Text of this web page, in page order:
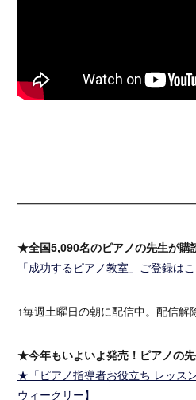
★全国5,090名のピアノの先生が購
「成功するピアノ教室」ご登録は
↑毎週土曜日の朝に配信中。配信解
★今年もいよいよ発売！ピアノの
★「ピアノ指導者お役立ち レッス
ウィークリー】